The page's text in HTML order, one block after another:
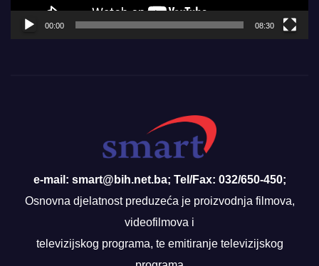
00:00 08:30
e-mail: smart@bih.net.ba; Tel/Fax: 032/650-450;
Osnovna djelatnost preduzeća je proizvodnja filmova,
videofilmova i
televizijskog programa, te emitiranje televizijskog